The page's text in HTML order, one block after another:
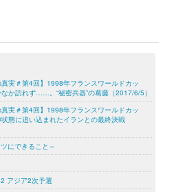
真実＃第4回】1998年フランスワールドカッ
か訪れず……。“秘密兵器”の葛藤（2017/6/5）
真実＃第4回】1998年フランスワールドカッ
態に追い込まれたイランとの最終決戦
にできること～
アジア2次予選